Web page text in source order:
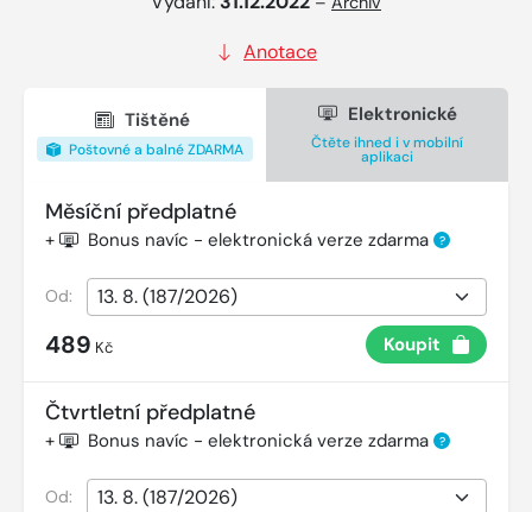
Anotace
Tištěné
Poštovné a balné ZDARMA
Elektronické
Čtěte ihned i v mobilní
aplikaci
Měsíční předplatné
+ Bonus navíc - elektronická verze zdarma ?
Od:
489 Kč Koupit
Čtvrtletní předplatné
+ Bonus navíc - elektronická verze zdarma ?
Od: